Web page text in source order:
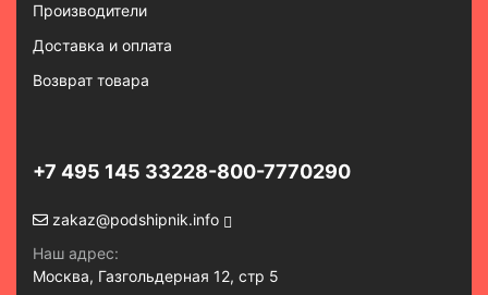
Производители
Доставка и оплата
Возврат товара
+7 495 145 33228-800-7770290
zakaz@podshipnik.info
Наш адрес:
Москва, Газгольдерная 12, стр 5